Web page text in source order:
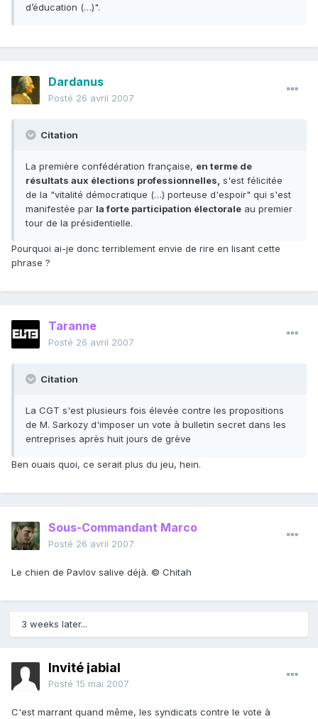
d’éducation (…)".
Dardanus
Posté 26 avril 2007
Citation
La première confédération française, en terme de
résultats aux élections professionnelles, s'est félicitée
de la "vitalité démocratique (…) porteuse d'espoir" qui s'est
manifestée par la forte participation électorale au premier
tour de la présidentielle.
Pourquoi ai-je donc terriblement envie de rire en lisant cette
phrase ?
Taranne
Posté 26 avril 2007
Citation
La CGT s'est plusieurs fois élevée contre les propositions
de M. Sarkozy d'imposer un vote à bulletin secret dans les
entreprises après huit jours de grève
Ben ouais quoi, ce serait plus du jeu, hein.
Sous-Commandant Marco
Posté 26 avril 2007
Le chien de Pavlov salive déjà. © Chitah
3 weeks later...
Invité jabial
Posté 15 mai 2007
C'est marrant quand même, les syndicats contre le vote à